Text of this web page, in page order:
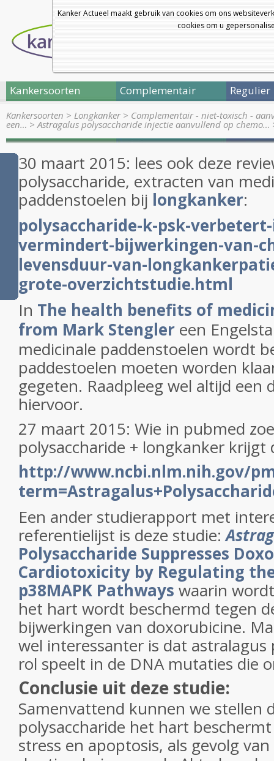
Kanker Actueel maakt gebruik van cookies om ons
cookies om u
Kankersoorten Complementair Regulier
Kankersoorten > Longkanker> Complementair - niet-toxisch -
een… >Astragalus polysaccharide injectie aanvullend op chemo…
30 maart 2015: lees ook deze
polysaccharide, extracten van
paddenstoelen bij longkanker:
polysaccharide-k-psk-
vermindert-bijwerkingen-van-
levensduur-van-
grote-overzichtstudie.html
In The health benefits of
from Mark Stengler een
medicinale paddenstoelen wordt
paddestoelen moeten worden
gegeten. Raadpleeg wel altijd een
hiervoor.
27 maart 2015: Wie in pubmed
polysaccharide + longkanker
http://www.ncbi.nlm.nih.gov/
Een ander studierapport met
referentielijst is deze studie:
Polysaccharide Suppresses
Cardiotoxicity by Regulating
p38MAPK Pathways waarin
het hart wordt beschermd tegen
bijwerkingen van doxorubicine.
wel interessanter is dat astralagus
rol speelt in de DNA mutaties die
Conclusie uit deze studie:
Samenvattend kunnen we stellen
polysaccharide het hart
stress en apoptosis, als gevolg